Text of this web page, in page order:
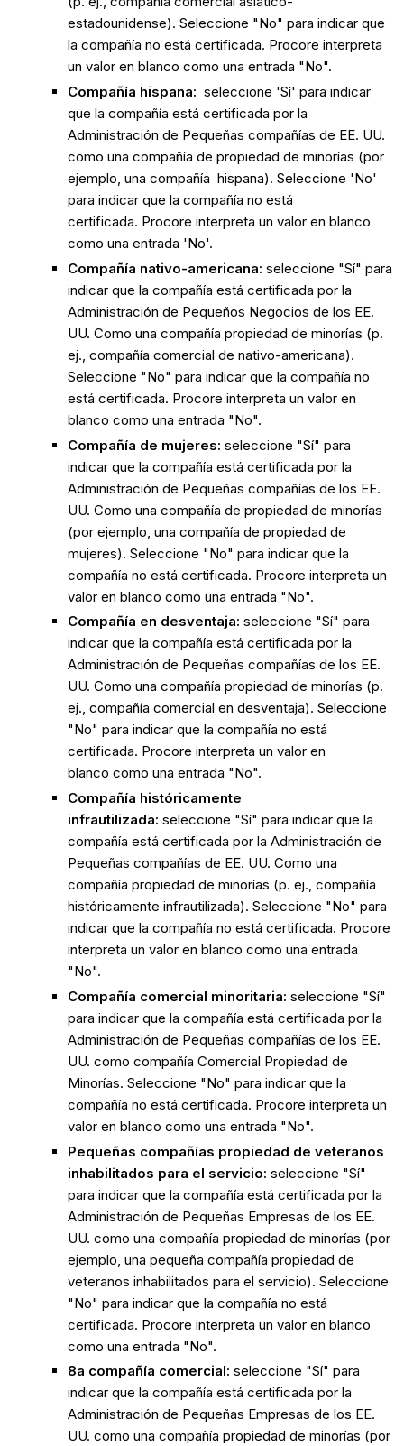
estadounidense). Seleccione "No" para indicar que
la compañía no está certificada. Procore interpreta
un valor en blanco como una entrada "No".
Compañía hispana: seleccione 'Sí' para indicar
que la compañía está certificada por la
Administración de Pequeñas compañías de EE. UU.
como una compañía de propiedad de minorías (por
ejemplo, una compañía hispana). Seleccione 'No'
para indicar que la compañía no está
certificada. Procore interpreta un valor en blanco
como una entrada 'No'.
Compañía nativo-americana: seleccione "Sí" para
indicar que la compañía está certificada por la
Administración de Pequeños Negocios de los EE.
UU. Como una compañía propiedad de minorías (p.
ej., compañía comercial de nativo-americana).
Seleccione "No" para indicar que la compañía no
está certificada. Procore interpreta un valor en
blanco como una entrada "No".
Compañía de mujeres: seleccione "Sí" para
indicar que la compañía está certificada por la
Administración de Pequeñas compañías de los EE.
UU. Como una compañía de propiedad de minorías
(por ejemplo, una compañía de propiedad de
mujeres). Seleccione "No" para indicar que la
compañía no está certificada. Procore interpreta un
valor en blanco como una entrada "No".
Compañía en desventaja: seleccione "Sí" para
indicar que la compañía está certificada por la
Administración de Pequeñas compañías de los EE.
UU. Como una compañía propiedad de minorías (p.
ej., compañía comercial en desventaja). Seleccione
"No" para indicar que la compañía no está
certificada. Procore interpreta un valor en
blanco como una entrada "No".
Compañía históricamente
infrautilizada: seleccione "Sí" para indicar que la
compañía está certificada por la Administración de
Pequeñas compañías de EE. UU. Como una
compañía propiedad de minorías (p. ej., compañía
históricamente infrautilizada). Seleccione "No" para
indicar que la compañía no está certificada. Procore
interpreta un valor en blanco como una entrada
"No".
Compañía comercial minoritaria: seleccione "Sí"
para indicar que la compañía está certificada por la
Administración de Pequeñas compañías de los EE.
UU. como compañía Comercial Propiedad de
Minorías. Seleccione "No" para indicar que la
compañía no está certificada. Procore interpreta un
valor en blanco como una entrada "No".
Pequeñas compañías propiedad de veteranos
inhabilitados para el servicio: seleccione "Sí"
para indicar que la compañía está certificada por la
Administración de Pequeñas Empresas de los EE.
UU. como una compañía propiedad de minorías (por
ejemplo, una pequeña compañía propiedad de
veteranos inhabilitados para el servicio). Seleccione
"No" para indicar que la compañía no está
certificada. Procore interpreta un valor en blanco
como una entrada "No".
8a compañía comercial: seleccione "Sí" para
indicar que la compañía está certificada por la
Administración de Pequeñas Empresas de los EE.
UU. como una compañía propiedad de minorías (por